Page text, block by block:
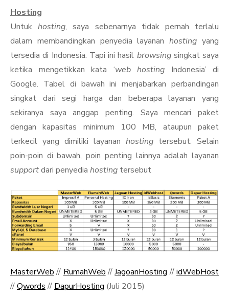
Hosting
Untukhosting, saya sebenarnya tidak pernah terlalu
dalam membandingkan penyedia layananhosting yang
tersedia di Indonesia. Tapi ini hasil browsingsingkat saya
ketika mengetikkan kata ‘web hosting Indonesia’ di
Google. Tabel di bawah ini menjabarkan perbandingan
singkat dari segi harga dan beberapa layanan yang
sekiranya saya anggap penting. Saya mencari paket
dengan kapasitas minimum 100 MB, ataupun paket
terkecil yang dimiliki layanan hosting tersebut. Selain
poin-poin di bawah, poin penting lainnya adalah layanan
supportdari penyedia hosting tersebut
MasterWeb // RumahWeb //JagoanHosting //idWebHost
//Qwords // DapurHosting (Juli 2015)